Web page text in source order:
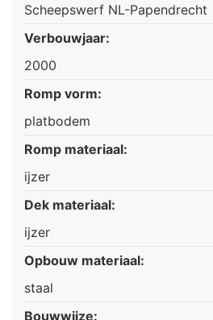
Scheepswerf NL-Papendrecht
Verbouwjaar:
2000
Romp vorm:
platbodem
Romp materiaal:
ijzer
Dek materiaal:
ijzer
Opbouw materiaal:
staal
Bouwwijze: